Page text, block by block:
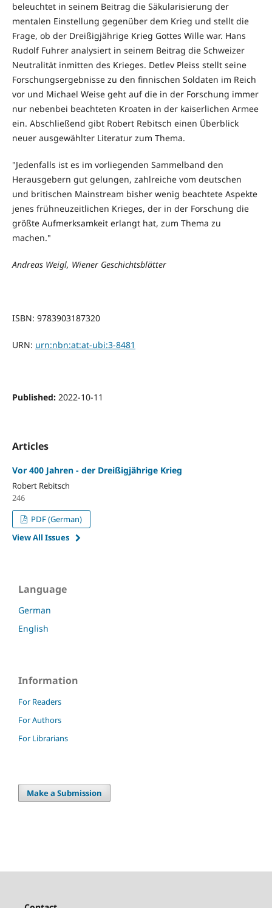
beleuchtet in seinem Beitrag die Säkularisierung der
mentalen Einstellung gegenüber dem Krieg und stellt die
Frage, ob der Dreißigjährige Krieg Gottes Wille war. Hans
Rudolf Fuhrer analysiert in seinem Beitrag die Schweizer
Neutralität inmitten des Krieges. Detlev Pleiss stellt seine
Forschungsergebnisse zu den finnischen Soldaten im Reich
vor und Michael Weise geht auf die in der Forschung immer
nur nebenbei beachteten Kroaten in der kaiserlichen Armee
ein. Abschließend gibt Robert Rebitsch einen Überblick
neuer ausgewählter Literatur zum Thema.
"Jedenfalls ist es im vorliegenden Sammelband den
Herausgebern gut gelungen, zahlreiche vom deutschen
und britischen Mainstream bisher wenig beachtete Aspekte
jenes frühneuzeitlichen Krieges, der in der Forschung die
größte Aufmerksamkeit erlangt hat, zum Thema zu
machen."
Andreas Weigl, Wiener Geschichtsblätter
ISBN: 9783903187320
URN: urn:nbn:at:at-ubi:3-8481
Published: 2022-10-11
Articles
Vor 400 Jahren - der Dreißigjährige Krieg
Robert Rebitsch
246
PDF (German)
View All Issues
Language
German
English
Information
For Readers
For Authors
For Librarians
Make a Submission